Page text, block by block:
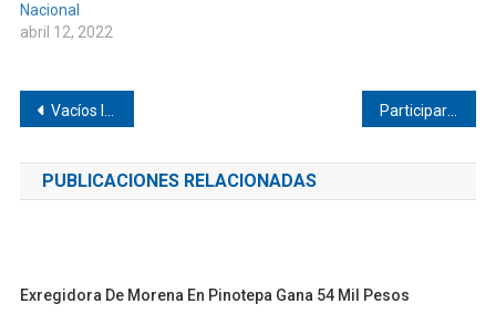
Nacional
abril 12, 2022
Navegación
de
entradas
Vacíos lucen centros de acopio de Pinotepa
PUBLICACIONES RELACIONADAS
Exregidora De Morena En Pinotepa Gana 54 Mil Pesos